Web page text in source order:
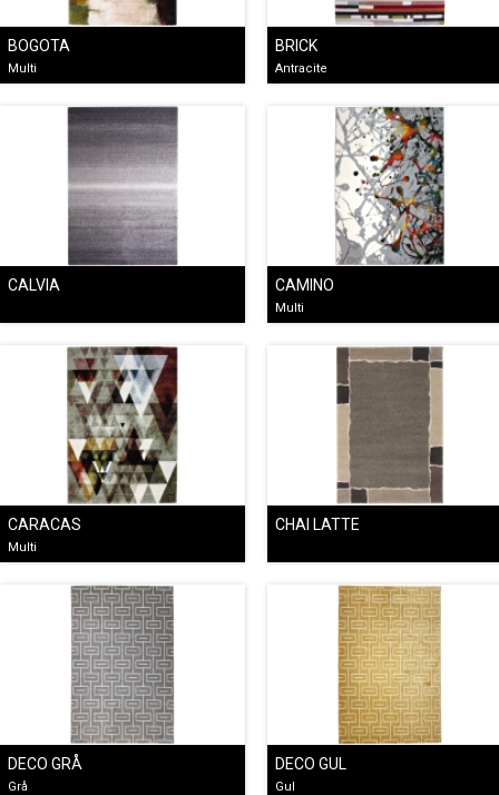
BOGOTA
Multi
BRICK
Antracite
CALVIA CAMINO
Multi
CARACAS
Multi
CHAI LATTE
DECO GRÅ
Grå
DECO GUL
Gul